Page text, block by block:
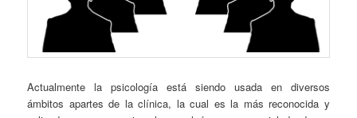
Actualmente la psicología está siendo usada en diversos
ámbitos apartes de la clínica, la cual es la más reconocida y